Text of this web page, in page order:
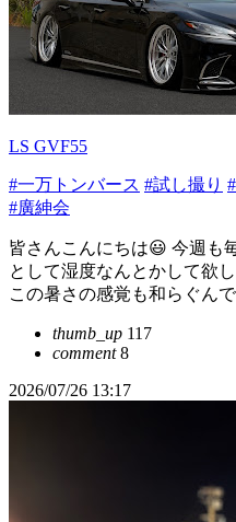
LS GVF55
#一万トンバース #試し撮り
#廣紳会
皆さんこんにちは😃 今週も
として湿度なんとかして欲
この暑さの感覚も和らぐん
thumb_up 117
comment8
2026/07/26 13:17